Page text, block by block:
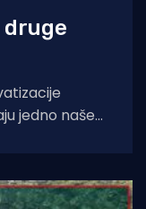
jedno naše